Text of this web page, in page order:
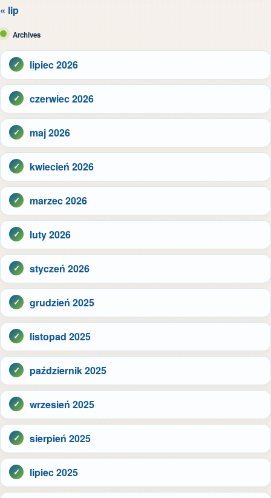
« lip
Archives
lipiec 2026
czerwiec 2026
maj 2026
kwiecień 2026
marzec 2026
luty 2026
styczeń 2026
grudzień 2025
listopad 2025
październik 2025
wrzesień 2025
sierpień 2025
lipiec 2025